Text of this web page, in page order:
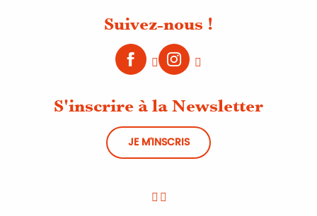
Suivez-nous !
S'inscrire à la Newsletter
JE M'INSCRIS